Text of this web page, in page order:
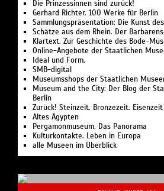
Unendliche Ausstellung
Die Prinzessinnen sind zurück!
Gerhard Richter. 100 Werke für Berlin
Sammlungspräsentation: Die Kunst
Schätze aus dem Rhein. Der
Klartext. Zur Geschichte des Bode-
Online-Angebote der Staatlichen
Ideal und Form.
SMB-digital
Museumsshops der Staatlichen
Museum and the City: Der Blog der
Berlin
Zurück! Steinzeit. Bronzezeit. Eisenzeit
Altes Ägypten
Pergamonmuseum. Das Panorama
Kulturkontakte. Leben in Europa
alle Museen im Überblick